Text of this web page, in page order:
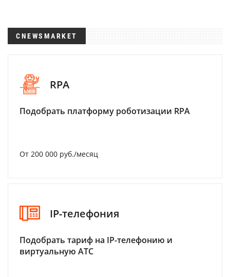
CNEWSMARKET
RPA
Подобрать платформу роботизации RPA
От 200 000 руб./месяц
IP-телефония
Подобрать тариф на IP-телефонию и
виртуальную АТС